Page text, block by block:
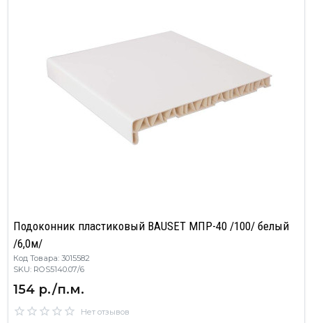
Подоконник пластиковый BAUSET МПР-40 /100/ белый
/6,0м/
Код Товара: 3015582
SKU: ROS5140.07/6
154 р./п.м.
Нет отзывов